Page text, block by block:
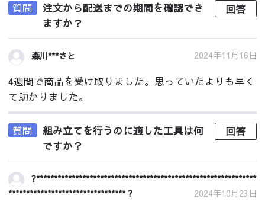
質問
注文から配送までの期間を確認でき
ますか？
回答
森川***さと 2024年11月16日
4週間で商品を受け取りました。思っていたよりも早く
て助かりました。
質問
組み立てを行うのに適した工具は何
ですか？
回答
?**************************************************************
********************************* ?
2024年10月23日